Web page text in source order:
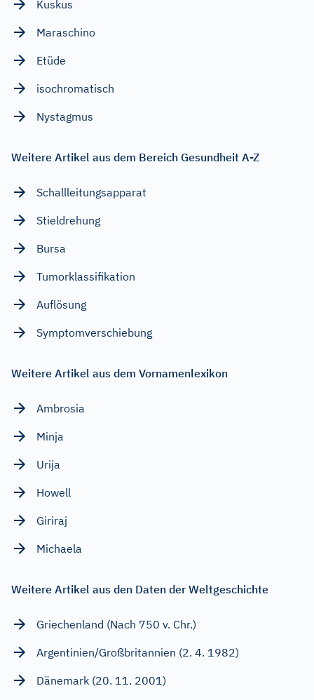
Kuskus
Maraschino
Etüde
isochromatisch
Nystagmus
Weitere Artikel aus dem Bereich Gesundheit A-Z
Schallleitungsapparat
Stieldrehung
Bursa
Tumorklassifikation
Auflösung
Symptomverschiebung
Weitere Artikel aus dem Vornamenlexikon
Ambrosia
Minja
Urija
Howell
Giriraj
Michaela
Weitere Artikel aus den Daten der Weltgeschichte
Griechenland (Nach 750 v. Chr.)
Argentinien/Großbritannien (2. 4. 1982)
Dänemark (20. 11. 2001)